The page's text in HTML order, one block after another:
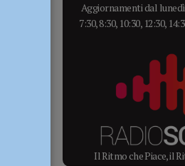
Aggiornamenti dal
7:30, 8:30, 10:30, 12:30,
Il Ritmo che Piace, il